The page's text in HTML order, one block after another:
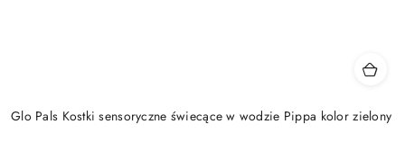
Glo Pals Kostki sensoryczne świecące w wodzie Pippa kolor zielony